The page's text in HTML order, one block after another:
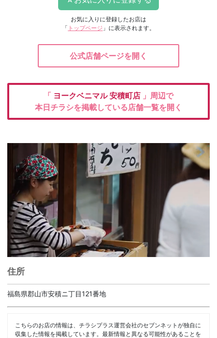
お気に入りに登録したお店は
「 トップページ 」に表示されます。
公式店舗ページを開く
「 ヨークベニマル安積町店 」周辺で
本日チラシを掲載している店舗一覧を開く
住所
福島県郡山市安積ニ丁目121番地
こちらのお店の情報は、チラシプラス運営会社のセブンネットが独自に
収集した情報を掲載しています。最新情報と異なる可能性があることを